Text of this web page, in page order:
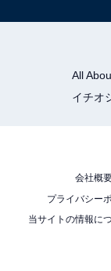
All
イチオ
会社概
プライバシー
当サイトの情報に